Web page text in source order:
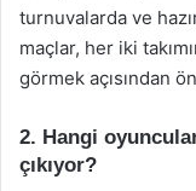
turnuvalarda ve
maçlar, her iki
görmek açısından
2. Hangi
çıkıyor?